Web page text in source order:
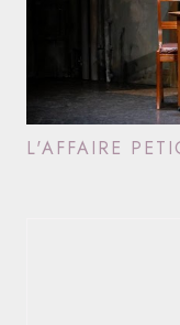
L'AFFAIRE